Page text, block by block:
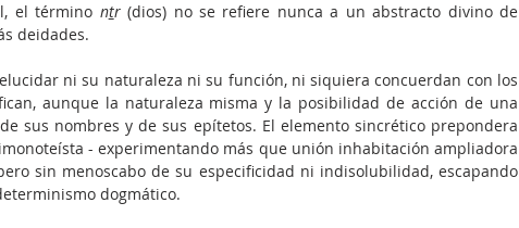
el término ntr (dios) no se refiere nunca a un abstracto divino de
deidades.
ni su naturaleza ni su función, ni siquiera concuerdan con los
aunque la naturaleza misma y la posibilidad de acción de una
sus nombres y de sus epítetos. El elemento sincrético prepondera
- experimentando más que unión inhabitación ampliadora
sin menoscabo de su especificidad ni indisolubilidad, escapando
dogmático.